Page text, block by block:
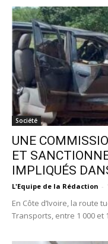
Société
UNE
ET
IMPLIQUÉS
L'Equipe de la Rédaction -
En Côte d’Ivoire, la route
Transports, entre 1 000 et